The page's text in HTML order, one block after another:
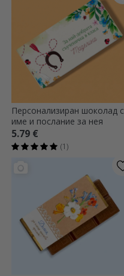
Персонализиран шоколад с
име и послание за нея
5.79 €
(1)